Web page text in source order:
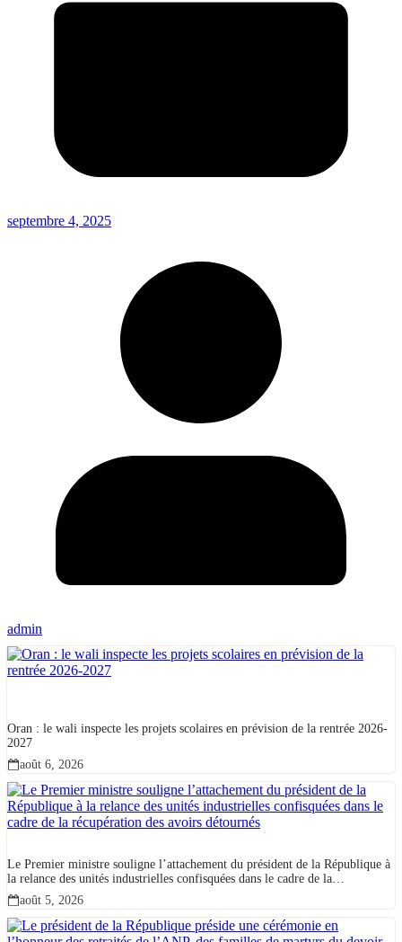
septembre 4, 2025
admin
Oran : le wali inspecte les projets scolaires en prévision de la rentrée 2026-
2027
août 6, 2026
Le Premier ministre souligne l’attachement du président de la République à
la relance des unités industrielles confisquées dans le cadre de la
récupération des avoirs détournés
août 5, 2026